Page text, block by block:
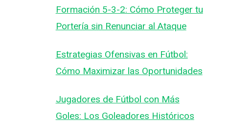
Formación 5-3-2: Cómo Proteger tu
Portería sin Renunciar al Ataque
Estrategias Ofensivas en Fútbol:
Cómo Maximizar las Oportunidades
Jugadores de Fútbol con Más
Goles: Los Goleadores Históricos